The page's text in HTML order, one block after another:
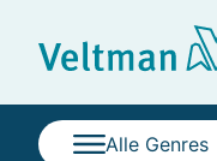
Alle Genres